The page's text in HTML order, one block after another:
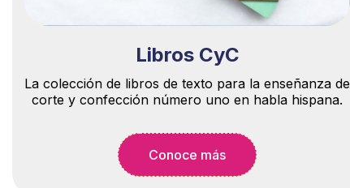
Libros CyC
La colección de libros de texto para la enseñanza de
corte y confección número uno en habla hispana.
Conoce más